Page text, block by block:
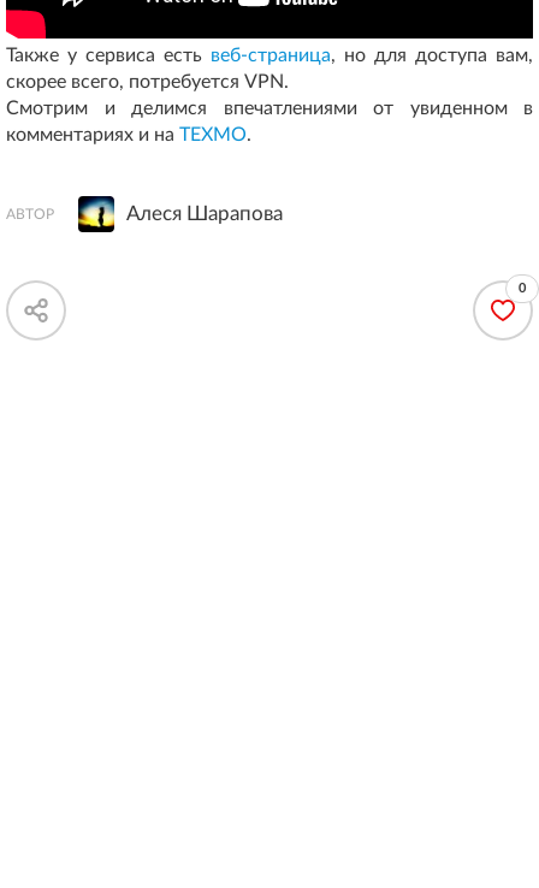
Также у сервиса есть веб-страница, но для доступа вам,
скорее всего, потребуется VPN.
Смотрим и делимся впечатлениями от увиденном в
комментариях и на ТЕХМО.
АВТОР Алеся Шарапова
0